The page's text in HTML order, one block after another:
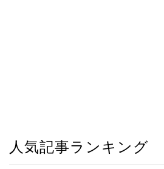
人気記事ランキング